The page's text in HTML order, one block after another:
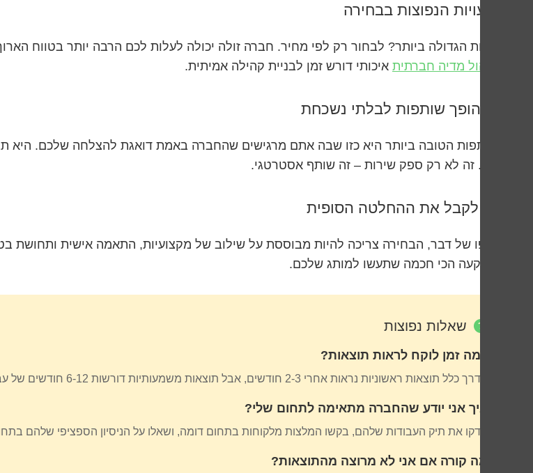
הטעויות הנפוצות בבחירה
הטעות הגדולה ביותר? לבחור רק לפי מחיר. חברה זולה יכולה לעלות לכם הרבה יותר בטווח
ניהול מדיה חברתית איכותי דורש זמן לבניית קהילה אמיתית.
מה הופך שותפות לבלתי נשכחת
השותפות הטובה ביותר היא כזו שבה אתם מרגישים שהחברה באמת דואגת להצלחה שלכם. היא
ייעוץ. זה לא רק ספק שירות – זה שותף אסטרטגי.
איך לקבל את ההחלטה הסופית
בסופו של דבר, הבחירה צריכה להיות מבוססת על שילוב של מקצועיות, התאמה אישית ותחושת
ההשקעה הכי חכמה שתעשו למותג שלכם.
שאלות נפוצות
כמה זמן לוקח לראות תוצאות?
בדרך כלל תוצאות ראשוניות נראות אחרי 2-3 חודשים, אבל תוצאות משמעותיות דורשות 6-12 חודשים של עבודה עקבית ומקצועית.
איך אני יודע שהחברה מתאימה לתחום שלי?
בדקו את תיק העבודות שלהם, בקשו המלצות מלקוחות בתחום דומה, ושאלו על הניסיון הספציפי שלהם
מה קורה אם אני לא מרוצה מהתוצאות?